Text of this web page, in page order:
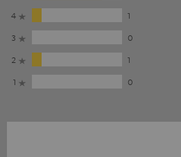
4
1
3
0
2
1
1
0